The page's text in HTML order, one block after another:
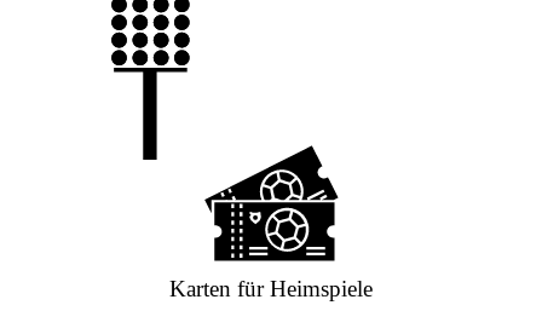
Karten für Heimspiele